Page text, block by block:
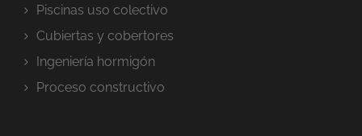
Piscinas uso colectivo
Cubiertas y cobertores
Ingeniería hormigón
Proceso constructivo